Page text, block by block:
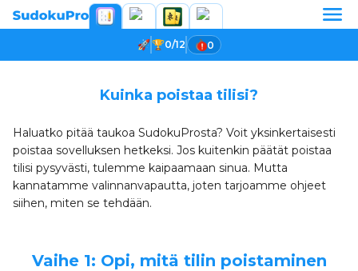
0/12 0
Kuinka poistaa tilisi?
Haluatko pitää taukoa SudokuProsta? Voit yksinkertaisesti
poistaa sovelluksen hetkeksi. Jos kuitenkin päätät poistaa
tilisi pysyvästi, tulemme kaipaamaan sinua. Mutta
kannatamme valinnanvapautta, joten tarjoamme ohjeet
siihen, miten se tehdään.
Vaihe 1: Opi, mitä tilin poistaminen